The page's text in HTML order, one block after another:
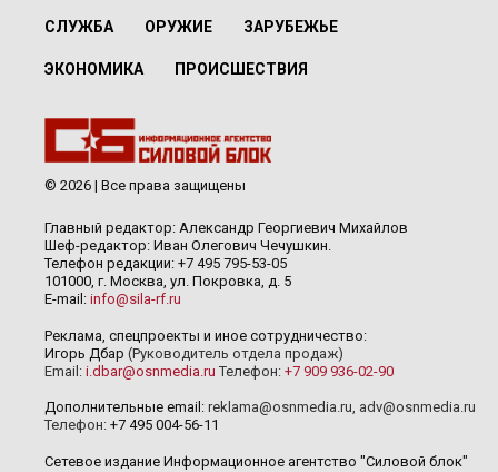
СЛУЖБА ОРУЖИЕ ЗАРУБЕЖЬЕ
ЭКОНОМИКА ПРОИСШЕСТВИЯ
© 2026 | Все права защищены
Главный редактор: Александр Георгиевич Михайлов
Шеф-редактор: Иван Олегович Чечушкин.
Телефон редакции: +7 495 795-53-05
101000, г. Москва, ул. Покровка, д. 5
E-mail: info@sila-rf.ru
Реклама, спецпроекты и иное сотрудничество:
Игорь Дбар (Руководитель отдела продаж)
Email: i.dbar@osnmedia.ru Телефон: +7 909 936-02-90
Дополнительные email: reklama@osnmedia.ru, adv@osnmedia.ru
Телефон: +7 495 004-56-11
Сетевое издание Информационное агентство "Силовой блок"